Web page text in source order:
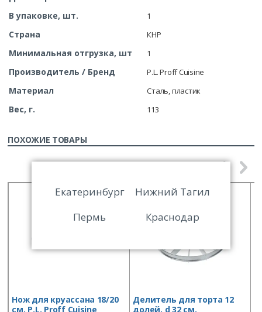
В упаковке, шт. 1
Страна КНР
Минимальная отгрузка, шт 1
Производитель / Бренд P.L. Proff Cuisine
Материал Сталь, пластик
Вес, г. 113
ПОХОЖИЕ ТОВАРЫ
Нож для круассана 18/20
см, P.L. Proff Cuisine
Делитель для торта 12
долей, d 32 см,
Екатеринбург
Нижний Тагил
Пермь
Краснодар